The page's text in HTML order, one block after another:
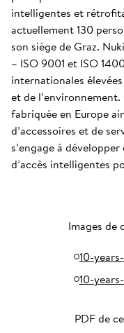
intelligentes et
actuellement 130
son siège de Graz.
– ISO 9001 et ISO
internationales
et de
fabriquée en Europe
d’accessoires et de
s’engage à
d’accès intelligentes
Images de
10-
10-
PDF de